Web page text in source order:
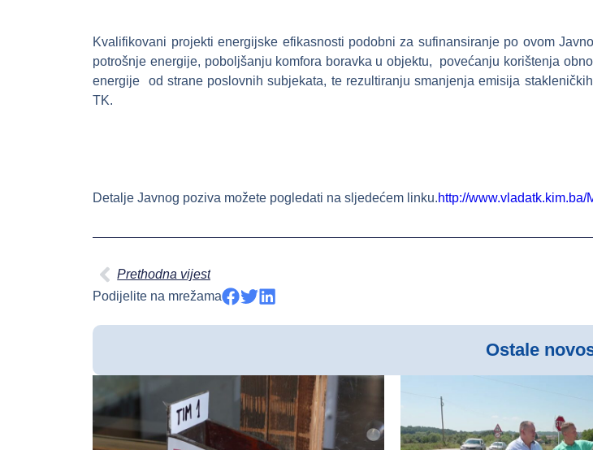
Kvalifikovani projekti energijske efikasnosti podobni za sufinansiranje po ovom
potrošnje energije, poboljšanju komfora boravka u objektu, povećanju korištenja
energije od strane poslovnih subjekata, te rezultiranju smanjenja emisija
TK.
Detalje Javnog poziva možete pogledati na sljedećem linku.http://
Prethodna vijest
Podijelite na mrežama
Ostale